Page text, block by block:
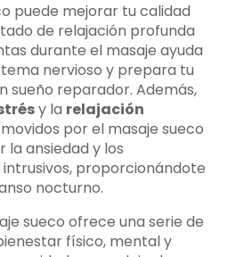
puede mejorar tu calidad
de relajación profunda
durante el masaje ayuda
nervioso y prepara tu
sueño reparador. Además,
y la relajación
por el masaje sueco
la ansiedad y los
proporcionándote
nocturno.
sueco ofrece una serie de
físico, mental y